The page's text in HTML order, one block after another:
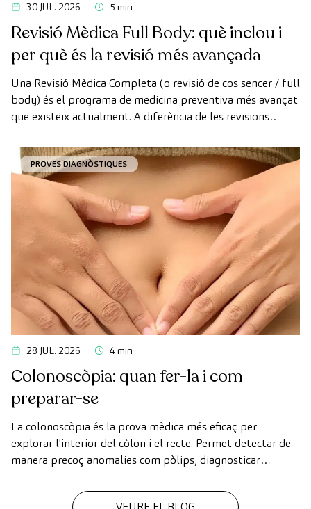
30 JUL. 2026 5 min
Revisió Mèdica Full Body: què inclou i
per què és la revisió més avançada
Una Revisió Mèdica Completa (o revisió de cos sencer / full
body) és el programa de medicina preventiva més avançat
que existeix actualment. A diferència de les revisions
diagnòstic per la imatge d'última generació per avaluar de
manera exhaustiva l'estat dels òrgans vitals, el sistema
vascular i el cervell abans que apareguin els primers
símptomes.
PROVES DIAGNÒSTIQUES
28 JUL. 2026 4 min
Colonoscòpia: quan fer-la i com
preparar-se
La colonoscòpia és la prova mèdica més eficaç per
explorar l'interior del còlon i el recte. Permet detectar de
manera precoç anomalies com pòlips, diagnosticar